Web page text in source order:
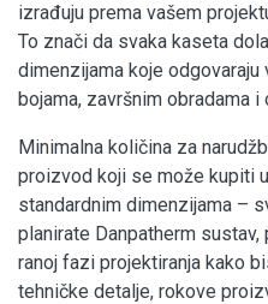
izrađuju prema vašem
To znači da svaka kaseta
dimenzijama koje
bojama, završnim obradama i
Minimalna količina za
proizvod koji se može kupiti
standardnim dimenzijama –
planirate Danpatherm
ranoj fazi projektiranja kako
tehničke detalje, rokove